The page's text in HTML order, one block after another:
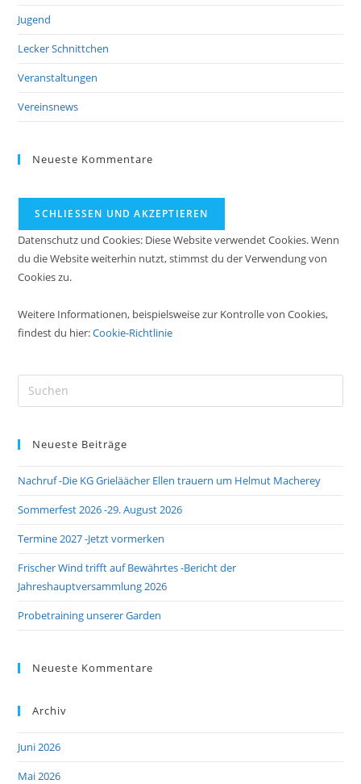
Jugend
Lecker Schnittchen
Veranstaltungen
Vereinsnews
Neueste Kommentare
Datenschutz und Cookies: Diese Website verwendet Cookies. Wenn
du die Website weiterhin nutzt, stimmst du der Verwendung von
Cookies zu.
Weitere Informationen, beispielsweise zur Kontrolle von Cookies,
findest du hier:Cookie-Richtlinie
Neueste Beiträge
Nachruf -Die KG Grieläächer Ellen trauern um Helmut Macherey
Sommerfest 2026 -29. August 2026
Termine 2027 -Jetzt vormerken
Frischer Wind trifft auf Bewährtes -Bericht der
Jahreshauptversammlung 2026
Probetraining unserer Garden
Neueste Kommentare
Archiv
Juni 2026
Mai 2026